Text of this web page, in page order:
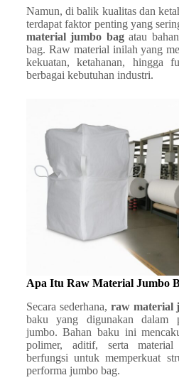
Namun, di balik kualitas dan
terdapat faktor penting yang
material jumbo bagatau
bag. Raw material inilah yang
kekuatan, ketahanan, hingga
berbagai kebutuhan industri.
Apa Itu Raw Material Jumbo
Secara sederhana, raw material
baku yang digunakan dalam
jumbo. Bahan baku ini
polimer, aditif, serta
berfungsi untuk memperkuat
performa jumbo bag.